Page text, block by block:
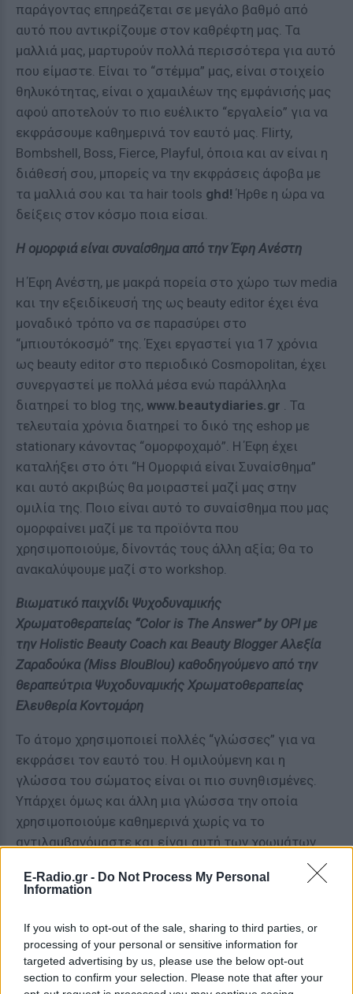
E-Radio.gr - Do Not Process My Personal
Information
If you wish to opt-out of the sale, sharing to third parties, or
processing of your personal or sensitive information for
targeted advertising by us, please use the below opt-out
section to confirm your selection. Please note that after your
παράγοντας επηρεάζεται σε μεγάλο βαθμό από
αυτό που αντικρίζουμε στον καθρέφτη μας. Τα
μαλλιά μας, μαρτυρούν πολλά περισσότερα για αυτό
που είμαστε. Είναι το “στέμμα” μας, είναι στοιχείο
θηλυκότητας, είναι ο χαμαιλέων της εμφάνισής μας
αφού αποτελούν το πιο ευέλικτο “εργαλείο” για να
εκφράσουμε καθημερινά τον εαυτό μας. Flirty,
Bombshell, Boss, Fierce, Playful, όποια και αν είναι η
διάθεσή σου, μπορείς να την εκφράσεις άφοβα με
τα μαλλιά σου και τα hair tools ghd! Ήρθε η ώρα να
δείξεις στον κόσμο ποια είσαι.
Η ομορφιά είναι συναίσθημα από την Έφη Ανέστη
Η Έφη Ανέστη, με μακρά πορεία στο χώρο των media
και την εξειδίκευσή της ως beauty editor έχει ένα
μοναδικό τρόπο να σε παρασύρει στο
“μπιουτόκοσμό” της. Έχει εργαστεί για 17 χρόνια
ως beauty editor στο περιοδικό Cosmopolitan, έχει
συνεργαστεί με πολλά μέσα ενώ παράλληλα
διατηρεί το blog της, www.beautydiaries.gr . Τα
τελευταία χρόνια διατηρεί το δικό της eshop με
stationary κάνοντας “ομορφοχαμό”. Η Έφη έχει
καταλήξει στο ότι “Η Ομορφιά είναι Συναίσθημα”
και αυτό ακριβώς θα μοιραστεί μαζί μας στην
ομιλία της. Ποιο είναι αυτό το συναίσθημα που μας
ομορφαίνει μαζί με τα προϊόντα που
χρησιμοποιούμε, δίνοντάς τους άλλη αξία; Θα το
ανακαλύψουμε μαζί στο workshop.
Βιωματικό παιχνίδι Ψυχοδυναμικής
Χρωματοθεραπείας “Color is The Answer” by OPI με
την Holistic Beauty Coach και Beauty Blogger Αλεξία
Ζαραδούκα (Miss BlouBlou) καθοδηγούμενο από την
θεραπεύτρια Ψυχοδυναμικής Χρωματοθεραπείας
Ελευθερία Κοντομάρη
Το άτομο χρησιμοποιεί πολλές “γλώσσες” για να
εκφράσει τον εαυτό του. Η ομιλούμενη και η
γλώσσα του σώματος είναι οι πιο συνηθισμένες.
Υπάρχει όμως και άλλη μια γλώσσα την οποία
χρησιμοποιούμε καθημερινά χωρίς να το
αντιλαμβανόμαστε και είναι αυτή των χρωμάτων
γύρω μας, η οποία όσο και αν δεν ακούγεται, τόσο
δυνατά “φωνάζει” τη διάθεσή μας. Το χρώμα το
Το βλέπουμε, διεγείροντας έτσι συγκεκριμένα
νεύρα του εγκεφάλου μας που μας προκαλούνται
διάφορα συναισθήματα. Το χρώμα επίσης, το